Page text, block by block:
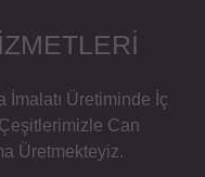
İMALATI